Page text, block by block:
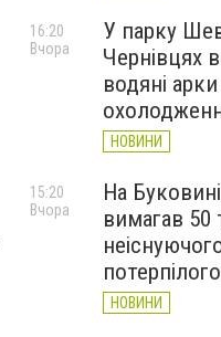
У парку
Чернівцях
водяні
НОВИНИ
16:20
Вчора
На
вимагав 50
потерпілого
НОВИНИ
15:20
Вчора